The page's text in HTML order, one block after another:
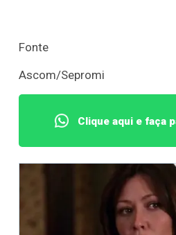
Fonte
Ascom/Sepromi
Clique aqui e faça
detalhes